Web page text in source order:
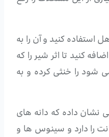
استفاده کنید و آن را به
کنید تا اثر شیر را که
را خنثی کرده و به
نشان داده که دانه های
را دارد و سینوس ها و